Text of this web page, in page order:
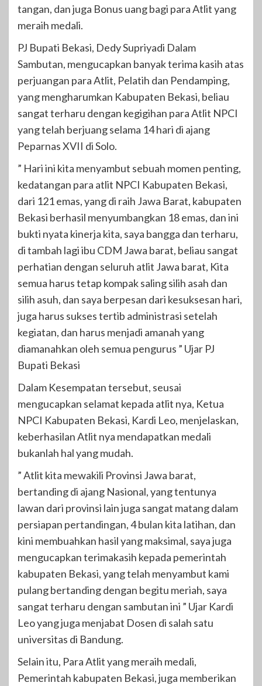
tangan, dan juga Bonus uang bagi para Atlit yang
meraih medali.
PJ Bupati Bekasi, Dedy Supriyadi Dalam
Sambutan, mengucapkan banyak terima kasih atas
perjuangan para Atlit, Pelatih dan Pendamping,
yang mengharumkan Kabupaten Bekasi, beliau
sangat terharu dengan kegigihan para Atlit NPCI
yang telah berjuang selama 14 hari di ajang
Peparnas XVII di Solo.
” Hari ini kita menyambut sebuah momen penting,
kedatangan para atlit NPCI Kabupaten Bekasi,
dari 121 emas, yang di raih Jawa Barat, kabupaten
Bekasi berhasil menyumbangkan 18 emas, dan ini
bukti nyata kinerja kita, saya bangga dan terharu,
di tambah lagi ibu CDM Jawa barat, beliau sangat
perhatian dengan seluruh atlit Jawa barat, Kita
semua harus tetap kompak saling silih asah dan
silih asuh, dan saya berpesan dari kesuksesan hari,
juga harus sukses tertib administrasi setelah
kegiatan, dan harus menjadi amanah yang
diamanahkan oleh semua pengurus ” Ujar PJ
Bupati Bekasi
Dalam Kesempatan tersebut, seusai
mengucapkan selamat kepada atlit nya, Ketua
NPCI Kabupaten Bekasi, Kardi Leo, menjelaskan,
keberhasilan Atlit nya mendapatkan medali
bukanlah hal yang mudah.
” Atlit kita mewakili Provinsi Jawa barat,
bertanding di ajang Nasional, yang tentunya
lawan dari provinsi lain juga sangat matang dalam
persiapan pertandingan, 4 bulan kita latihan, dan
kini membuahkan hasil yang maksimal, saya juga
mengucapkan terimakasih kepada pemerintah
kabupaten Bekasi, yang telah menyambut kami
pulang bertanding dengan begitu meriah, saya
sangat terharu dengan sambutan ini ” Ujar Kardi
Leo yang juga menjabat Dosen di salah satu
universitas di Bandung.
Selain itu, Para Atlit yang meraih medali,
Pemerintah kabupaten Bekasi, juga memberikan